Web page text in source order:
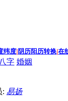
纬度| 阴历阳历转换|在
八字 婚姻
: 易扬